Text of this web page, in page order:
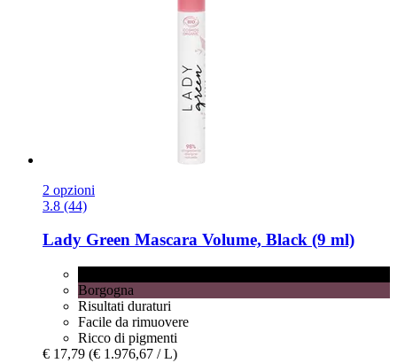
2 opzioni
3.8 (44)
Lady Green Mascara Volume, Black (9 ml)
Borgogna
Risultati duraturi
Facile da rimuovere
Ricco di pigmenti
€ 17,79 (€ 1.976,67 / L)